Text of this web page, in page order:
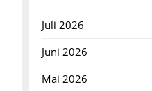
Juli 2026
Juni 2026
Mai 2026